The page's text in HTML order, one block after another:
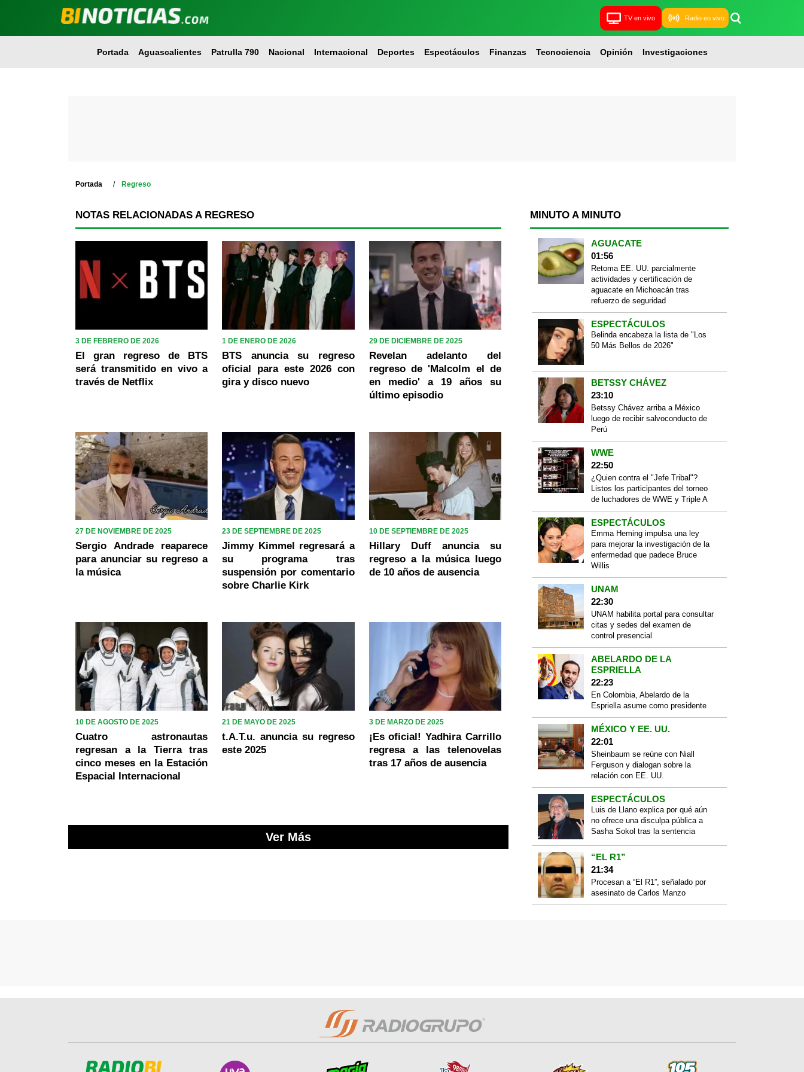
TV en vivo Radio en vivo
Portada Aguascalientes Patrulla 790 Nacional Internacional Deportes Espectáculos Finanzas Tecnociencia Opinión Investigaciones
Portada Regreso
NOTAS RELACIONADAS A REGRESO
3 DE FEBRERO DE 2026
El gran regreso de BTS
será transmitido en vivo a
través de Netflix
1 DE ENERO DE 2026
BTS anuncia su regreso
oficial para este 2026 con
gira y disco nuevo
29 DE DICIEMBRE DE 2025
Revelan adelanto del
regreso de 'Malcolm el de
en medio' a 19 años su
último episodio
27 DE NOVIEMBRE DE 2025
Sergio Andrade reaparece
para anunciar su regreso a
la música
23 DE SEPTIEMBRE DE 2025
Jimmy Kimmel regresará a
su programa tras
suspensión por comentario
sobre Charlie Kirk
10 DE SEPTIEMBRE DE 2025
Hillary Duff anuncia su
regreso a la música luego
de 10 años de ausencia
10 DE AGOSTO DE 2025
Cuatro astronautas
regresan a la Tierra tras
cinco meses en la Estación
Espacial Internacional
21 DE MAYO DE 2025
t.A.T.u. anuncia su regreso
este 2025
3 DE MARZO DE 2025
¡Es oficial! Yadhira Carrillo
regresa a las telenovelas
tras 17 años de ausencia
Ver Más
MINUTO A MINUTO
AGUACATE
01:56
Retoma EE. UU. parcialmente
actividades y certificación de
aguacate en Michoacán tras
refuerzo de seguridad
ESPECTÁCULOS
Belinda encabeza la lista de "Los
50 Más Bellos de 2026"
BETSSY CHÁVEZ
23:10
Betssy Chávez arriba a México
luego de recibir salvoconducto de
Perú
WWE
22:50
¿Quien contra el "Jefe Tribal"?
Listos los participantes del torneo
de luchadores de WWE y Triple A
ESPECTÁCULOS
Emma Heming impulsa una ley
para mejorar la investigación de la
enfermedad que padece Bruce
Willis
UNAM
22:30
UNAM habilita portal para consultar
citas y sedes del examen de
control presencial
ABELARDO DE LA
ESPRIELLA
22:23
En Colombia, Abelardo de la
Espriella asume como presidente
MÉXICO Y EE. UU.
22:01
Sheinbaum se reúne con Niall
Ferguson y dialogan sobre la
relación con EE. UU.
ESPECTÁCULOS
Luis de Llano explica por qué aún
no ofrece una disculpa pública a
Sasha Sokol tras la sentencia
“EL R1”
21:34
Procesan a “El R1”, señalado por
asesinato de Carlos Manzo